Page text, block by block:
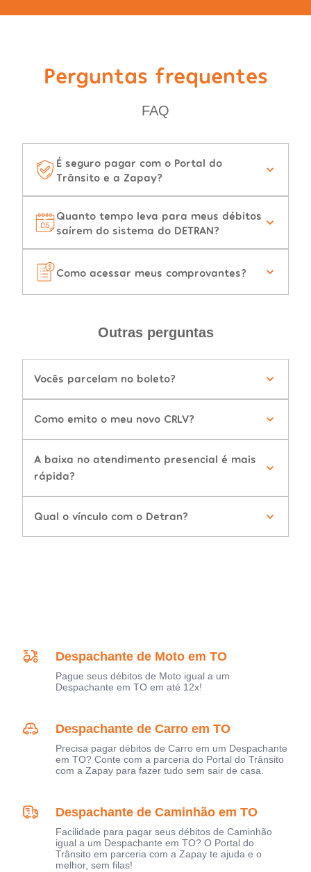
Perguntas frequentes
FAQ
É seguro pagar com o Portal do
Trânsito e a Zapay?
Quanto tempo leva para meus débitos
saírem do sistema do DETRAN?
Como acessar meus comprovantes?
Outras perguntas
Vocês parcelam no boleto?
Como emito o meu novo CRLV?
A baixa no atendimento presencial é mais
rápida?
Qual o vínculo com o Detran?
Despachante de Moto em TO
Pague seus débitos de Moto igual a um
Despachante em TO em até 12x!
Despachante de Carro em TO
Precisa pagar débitos de Carro em um Despachante
em TO? Conte com a parceria do Portal do Trânsito
com a Zapay para fazer tudo sem sair de casa.
Despachante de Caminhão em TO
Facilidade para pagar seus débitos de Caminhão
igual a um Despachante em TO? O Portal do
Trânsito em parceria com a Zapay te ajuda e o
melhor, sem filas!